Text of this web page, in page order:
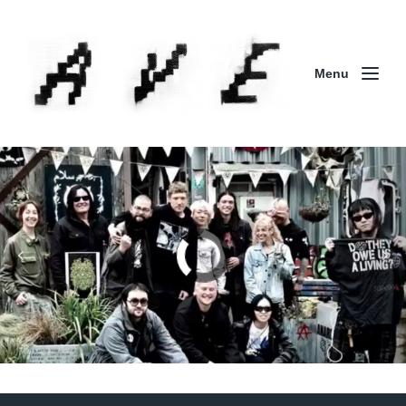
Menu
Column | 「実録・BAD BREEDING + KLONNS +
ZENOCIDE 欧州 / 英国紀行 ～外伝～」By Maeda
(ZENOCIDE | No Sanctuary | CORNER PRINTING)
ブリストル編